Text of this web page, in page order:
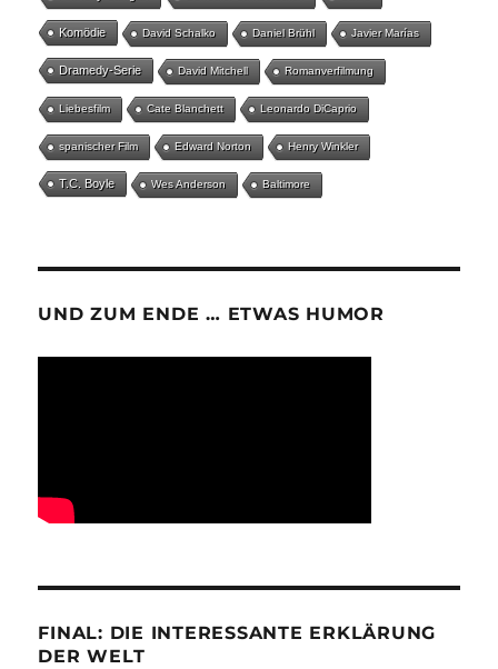
Komödie David Schalko Daniel Brühl Javier Marías
Dramedy-Serie David Mitchell Romanverfilmung
Liebesfilm Cate Blanchett Leonardo DiCaprio
spanischer Film Edward Norton Henry Winkler
T.C. Boyle Wes Anderson Baltimore
UND ZUM ENDE … ETWAS HUMOR
FINAL: DIE INTERESSANTE ERKLÄRUNG
DER WELT